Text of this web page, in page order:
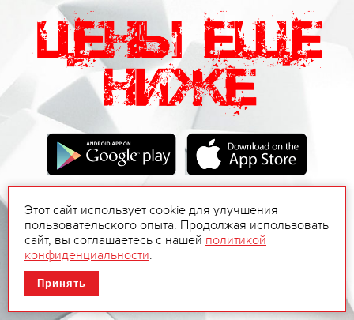
Этот сайт использует cookie для улучшения
пользовательского опыта. Продолжая использовать
сайт, вы соглашаетесь с нашей политикой
конфиденциальности.
Принять